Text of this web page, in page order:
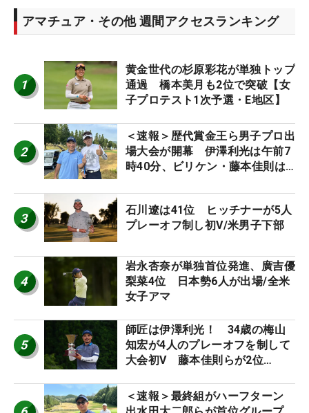
アマチュア・その他 週間アクセスランキング
1
黄金世代の杉原彩花が単独トップ
通過 橋本美月も2位で突破【女
子プロテスト1次予選・E地区】
2
＜速報＞歴代賞金王ら男子プロ出
場大会が開幕 伊澤利光は午前7
時40分、ビリケン・藤本佳則は
STAGE JOYX OPEN】
3
石川遼は41位 ヒッチナーが5人
プレーオフ制し初V/米男子下部
4
岩永杏奈が単独首位発進、廣吉優
梨菜4位 日本勢6人が出場/全米
女子アマ
5
師匠は伊澤利光！ 34歳の梅山
知宏が4人のプレーオフを制して
大会初V 藤本佳則らが2位
＜速報＞最終組がハーフターン